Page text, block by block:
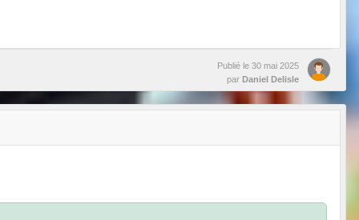
Publié le 30 mai 2025
par Daniel Delisle